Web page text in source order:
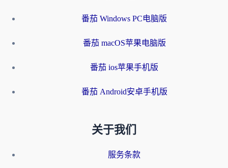
番茄 Windows PC电脑版
番茄 macOS苹果电脑版
番茄 ios苹果手机版
番茄 Android安卓手机版
关于我们
服务条款